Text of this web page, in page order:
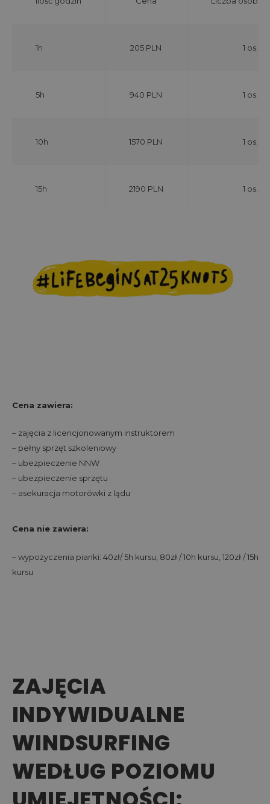
1h 205 PLN 1 os.
5h 940 PLN 1 os.
10h 1570 PLN 1 os.
15h 2190 PLN 1 os.
Cena zawiera:
– zajęcia z licencjonowanym instruktorem
– pełny sprzęt szkoleniowy
– ubezpieczenie NNW
– ubezpieczenie sprzętu
– asekuracja motorówki z lądu
Cena nie zawiera:
– wypożyczenia pianki: 40zł/ 5h kursu, 80zł / 10h kursu, 120zł / 15h
kursu
ZAJĘCIA
INDYWIDUALNE
WINDSURFING
WEDŁUG POZIOMU